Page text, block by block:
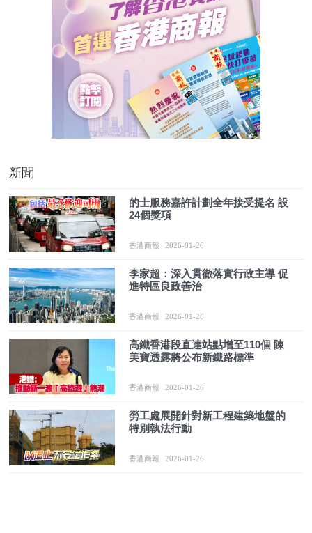
新聞
的士服務嘉許計劃全年接受提名 設
24個獎項
香港商報 2026-01-26
李家超：深入貫徹落實行政主導 促
進特區良政善治
香港商報 2026-01-26
高鐵香港段直達站點增至110個 陳
美寶透露將公布新鐵路標準
香港商報 2026-01-26
勞工處展開針對新工程建築地盤的
特別執法行動
香港商報 2026-01-26